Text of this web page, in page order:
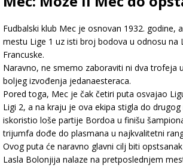
Fudbalski klub Mec je osnovan 1932.
mestu Lige 1 uz isti broj bodova u odnosu
Francuske.
Naravno, ne smemo zaboraviti ni dva trofeja
boljeg izvođenja jedanaesteraca.
Pored toga, Mec je čak četiri puta osvajao
Ligi 2, a na kraju je ova ekipa stigla do
iskoristio loše partije Bordoa u finišu
trijumfa dođe do plasmana u najkvalitetni
Ovog puta će naravno glavni cilj biti
Lasla Bolonjija nalaze na pretposlednjem